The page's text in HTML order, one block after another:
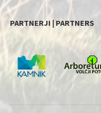
PARTNERJI | PARTNERS